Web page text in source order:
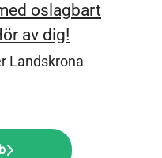
oslagbart
av dig!
Landskrona